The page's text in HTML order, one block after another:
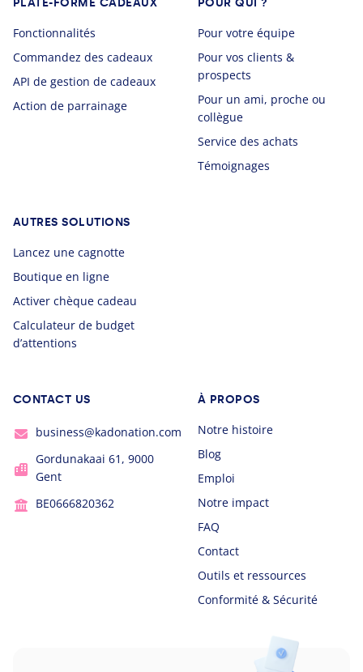
PLATE-FORME CADEAUX
Fonctionnalités
Commandez des cadeaux
API de gestion de cadeaux
Action de parrainage
POUR QUI ?
Pour votre équipe
Pour vos clients &
prospects
Pour un ami, proche ou
collègue
Service des achats
Témoignages
AUTRES SOLUTIONS
Lancez une cagnotte
Boutique en ligne
Activer chèque cadeau
Calculateur de budget
d’attentions
CONTACT US
business@kadonation.com
Gordunakaai 61, 9000
Gent
BE0666820362
À PROPOS
Notre histoire
Blog
Emploi
Notre impact
FAQ
Contact
Outils et ressources
Conformité & Sécurité